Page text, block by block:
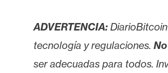
ADVERTENCIA:
tecnología y regulaciones.
ser adecuadas para todos.